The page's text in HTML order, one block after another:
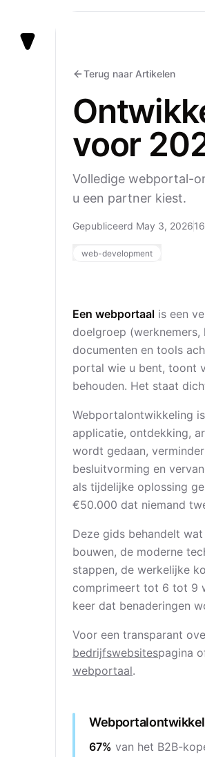
Vezert
Terug naar Artikelen
voor
Volledige webportal-
u een partner kiest.
Gepubliceerd May 3, 2026
web-development
Een webportaal is een
doelgroep
documenten en tools
portal wie u bent, toont
behouden. Het staat
Webportalontwikkeling
applicatie, ontdekking,
wordt gedaan,
besluitvorming en
als tijdelijke oplossing
€50.000 dat niemand
Deze gids behandelt
bouwen, de moderne
stappen, de werkelijke
comprimeert tot 6 tot 9
keer dat benaderingen
Voor een transparant
bedrijfswebsitespagina
webportaal.
67% van het B2B-